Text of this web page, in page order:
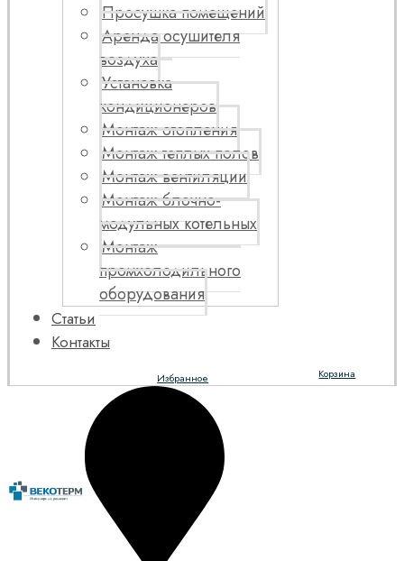
Просушка помещений
Аренда осушителя
воздуха
Установка
кондиционеров
Монтаж отопления
Монтаж теплых полов
Монтаж вентиляции
Монтаж блочно-
модульных котельных
Монтаж
промхолодильного
оборудования
Статьи
Контакты
Корзина
Избранное